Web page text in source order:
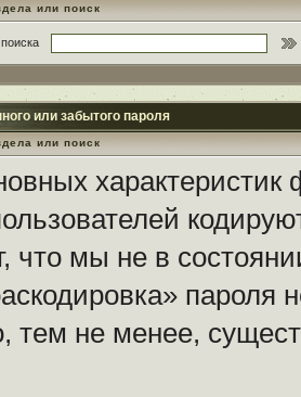
или поиск
или забытого пароля
или поиск
характеристик
что мы не в
пароля
тем не менее,